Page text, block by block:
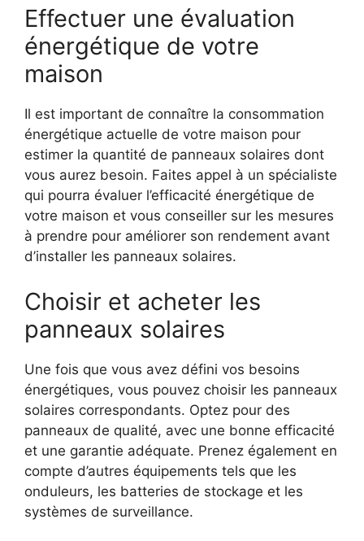
Effectuer une ⁤évaluation
énergétique de votre
maison
Il est important‍ de connaître la consommation
énergétique actuelle de votre maison pour
estimer la quantité de panneaux solaires​ dont
vous aurez besoin. Faites appel à un spécialiste
qui pourra évaluer l’efficacité énergétique de
votre maison et vous conseiller sur‌ les mesures
à⁣ prendre pour⁣ améliorer son rendement avant
d’installer les​ panneaux ⁣solaires.
Choisir et acheter les
panneaux solaires
Une fois que⁣ vous‌ avez défini vos besoins
énergétiques, vous pouvez choisir les ‌panneaux
solaires correspondants. ⁢Optez pour des
panneaux de qualité, avec⁤ une bonne efficacité
et une garantie adéquate. Prenez​ également en
compte d’autres équipements tels que les
onduleurs, les batteries de stockage ‍et les
systèmes de surveillance.